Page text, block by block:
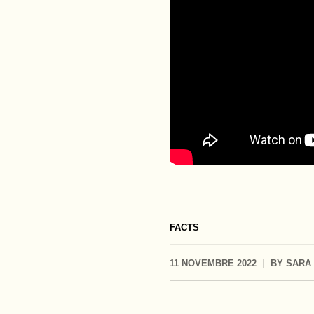
FACTS
11 NOVEMBRE 2022 BY SARA